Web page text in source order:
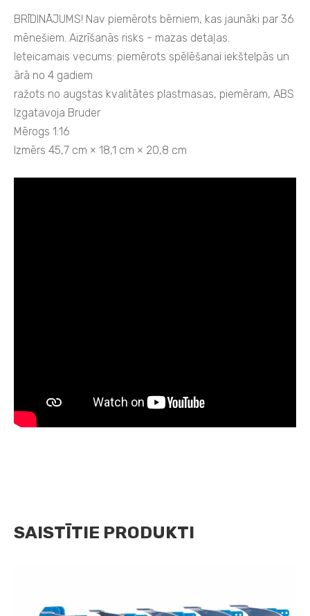
BRĪDINĀJUMS! Nav piemērots bērniem, kas jaunāki par 36
mēnešiem. Aizrīšanās risks - mazas detaļas.
Ieteicamais vecums: piemērots spēlēšanai iekštelpās un
ārā no 4 gadiem
ražots no augstas kvalitātes plastmasas, piemēram, ABS
Izgatavoja Bruder
Mērogs 1:16
Izmērs 45,7 cm × 18,1 cm × 20,8 cm
SAISTĪTIE PRODUKTI